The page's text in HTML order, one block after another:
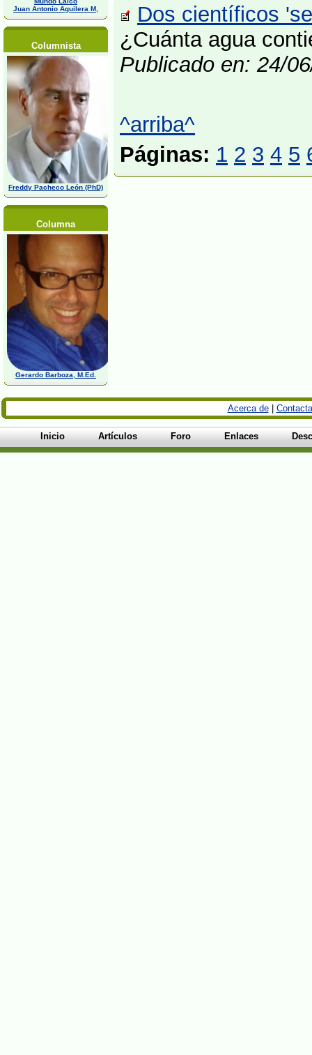
Juan Antonio Aguilera M,
Columnista
Freddy Pacheco León (PhD)
Columna
Gerardo Barboza, M.Ed.
Dos científicos
¿Cuánta agua
Publicado en: 24/
^arriba^
Páginas: 1 2 3 4 5
Acerca de|
Inicio Artículos Foro Enlaces